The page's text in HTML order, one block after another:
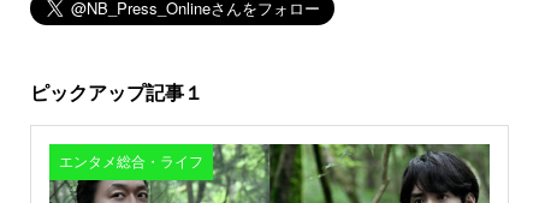
ピックアップ記事１
エンタメ総合・ライフ